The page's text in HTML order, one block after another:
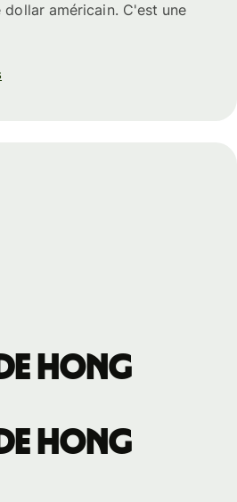
américain. C'est une
Hong
Hong